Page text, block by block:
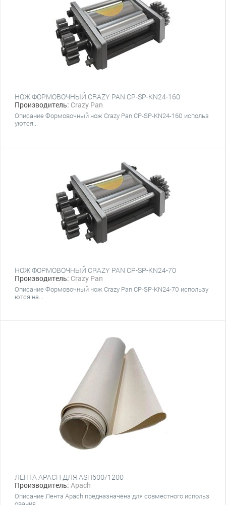
НОЖ ФОРМОВОЧНЫЙ CRAZY PAN CP-SP-KN24-160
Производитель: Crazy Pan
Описание Формовочный нож Crazy Pan CP-SP-KN24-160 использ
уются...
НОЖ ФОРМОВОЧНЫЙ CRAZY PAN CP-SP-KN24-70
Производитель: Crazy Pan
Описание Формовочный нож Crazy Pan CP-SP-KN24-70 использу
ются на...
ЛЕНТА APACH ДЛЯ ASH600/1200
Производитель: Apach
Описание Лента Apach предназначена для совместного использ